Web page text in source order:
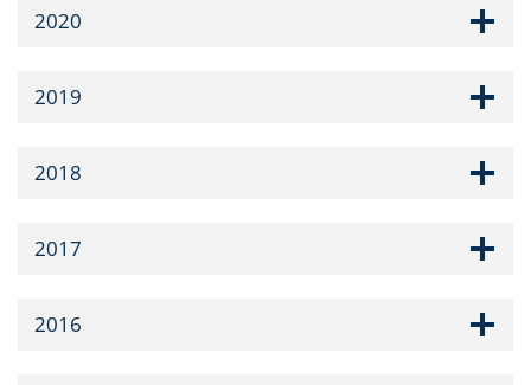
2020
2019
2018
2017
2016